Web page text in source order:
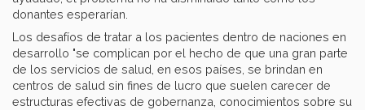
donantes esperarían.
Los desafíos de tratar a los pacientes dentro de naciones en
desarrollo "se complican por el hecho de que una gran parte
de los servicios de salud, en esos países, se brindan en
centros de salud sin fines de lucro que suelen carecer de
estructuras efectivas de gobernanza, conocimientos sobre su